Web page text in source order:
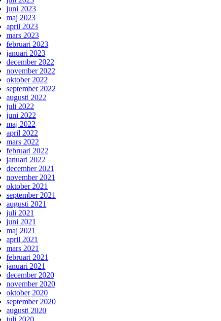
juni 2023
maj 2023
april 2023
mars 2023
februari 2023
januari 2023
december 2022
november 2022
oktober 2022
september 2022
augusti 2022
juli 2022
juni 2022
maj 2022
april 2022
mars 2022
februari 2022
januari 2022
december 2021
november 2021
oktober 2021
september 2021
augusti 2021
juli 2021
juni 2021
maj 2021
april 2021
mars 2021
februari 2021
januari 2021
december 2020
november 2020
oktober 2020
september 2020
augusti 2020